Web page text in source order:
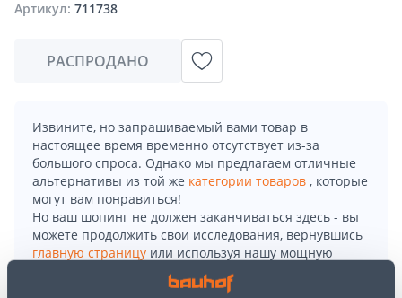
Артикул: 711738
РАСПРОДАНО
Извините, но запрашиваемый вами товар в
настоящее время временно отсутствует из-за
большого спроса. Однако мы предлагаем отличные
альтернативы из той же категории товаров , которые
могут вам понравиться!
Но ваш шопинг не должен заканчиваться здесь - вы
можете продолжить свои исследования, вернувшись
главную страницу или используя нашу мощную
функцию поиска, чтобы найти еще более приятные
варианты. Удачных покупок!